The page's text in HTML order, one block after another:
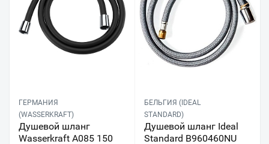
ГЕРМАНИЯ
(WASSERKRAFT)
Душевой шланг
Wasserkraft A085 150
БЕЛЬГИЯ (IDEAL
STANDARD)
Душевой шланг Ideal
Standard B960460NU